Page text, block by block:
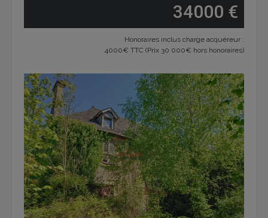
34000 €
Honoraires inclus charge acquéreur :
4000€ TTC (Prix 30 000€ hors honoraires)